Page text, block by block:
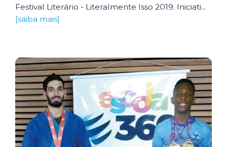
Festival Literário - Literalmente Isso 2019. Iniciati...
[saiba mais]